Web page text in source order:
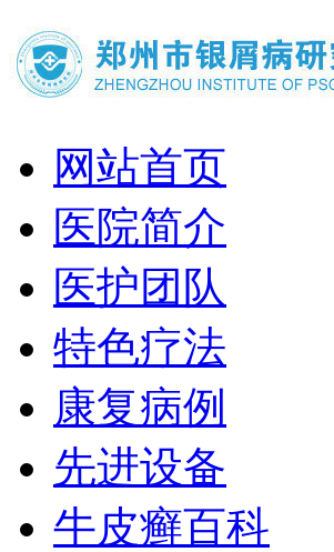
网站首页
医院简介
医护团队
特色疗法
康复病例
先进设备
牛皮癣百科